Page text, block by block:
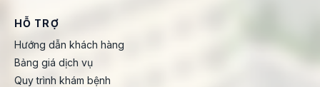
HỖ TRỢ
Hướng dẫn khách hàng
Bảng giá dịch vụ
Quy trình khám bệnh